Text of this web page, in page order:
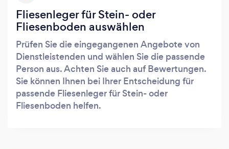
Fliesenleger für Stein- oder
Fliesenboden auswählen
Prüfen Sie die eingegangenen Angebote von
Dienstleistenden und wählen Sie die passende
Person aus. Achten Sie auch auf Bewertungen.
Sie können Ihnen bei Ihrer Entscheidung für
passende Fliesenleger für Stein- oder
Fliesenboden helfen.